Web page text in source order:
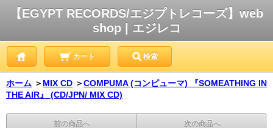
【EGYPT RECORDS/エジプトレコーズ】web
shop | エジレコ
カート 検索
ホーム ＞ MIX CD ＞COMPUMA (コンピューマ) 『SOMEATHING IN
THE AIR』 (CD/JPN/ MIX CD)
前の商品へ 次の商品へ